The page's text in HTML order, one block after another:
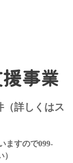
（詳しくはス
ますので099-